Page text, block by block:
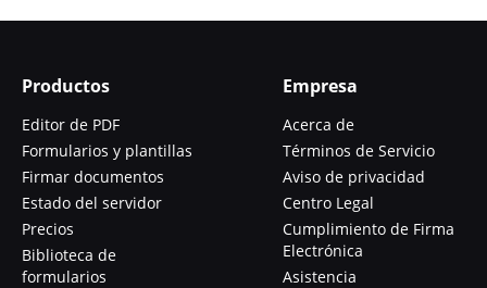
Productos
Editor de PDF
Formularios y plantillas
Firmar documentos
Estado del servidor
Precios
Biblioteca de
formularios
Empresa
Acerca de
Términos de Servicio
Aviso de privacidad
Centro Legal
Cumplimiento de Firma
Electrónica
Asistencia